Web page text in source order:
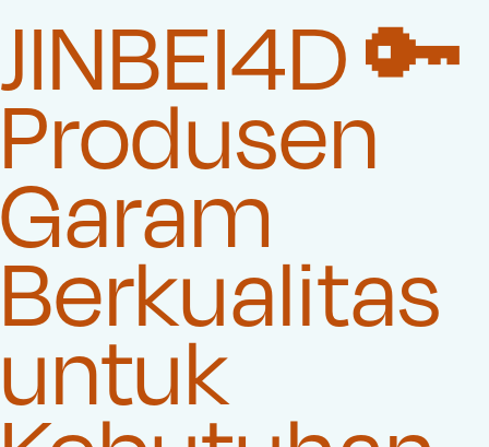
JINBEI4D 🔑
Produsen
Garam
Berkualitas
untuk